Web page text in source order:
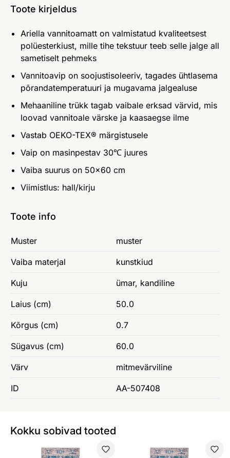
Toote kirjeldus
Ariella vannitoamatt on valmistatud kvaliteetsest
polüesterkiust, mille tihe tekstuur teeb selle jalge all
sametiselt pehmeks
Vannitoavip on soojustisoleeriv, tagades ühtlasema
põrandatemperatuuri ja mugavama jalgealuse
Mehaaniline trükk tagab vaibale erksad värvid, mis
loovad vannitoale värske ja kaasaegse ilme
Vastab OEKO-TEX® märgistusele
Vaip on masinpestav 30℃ juures
Vaiba suurus on 50x60 cm
Viimistlus: hall/kirju
Toote info
Muster muster
Vaiba materjal kunstkiud
Kuju ümar, kandiline
Laius (cm) 50.0
Kõrgus (cm) 0.7
Sügavus (cm) 60.0
Värv mitmevärviline
ID AA-507408
Kokku sobivad tooted